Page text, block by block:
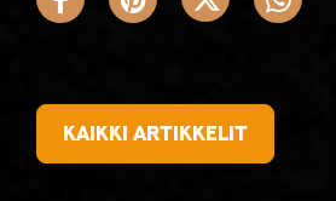
Kaikki artikkelit